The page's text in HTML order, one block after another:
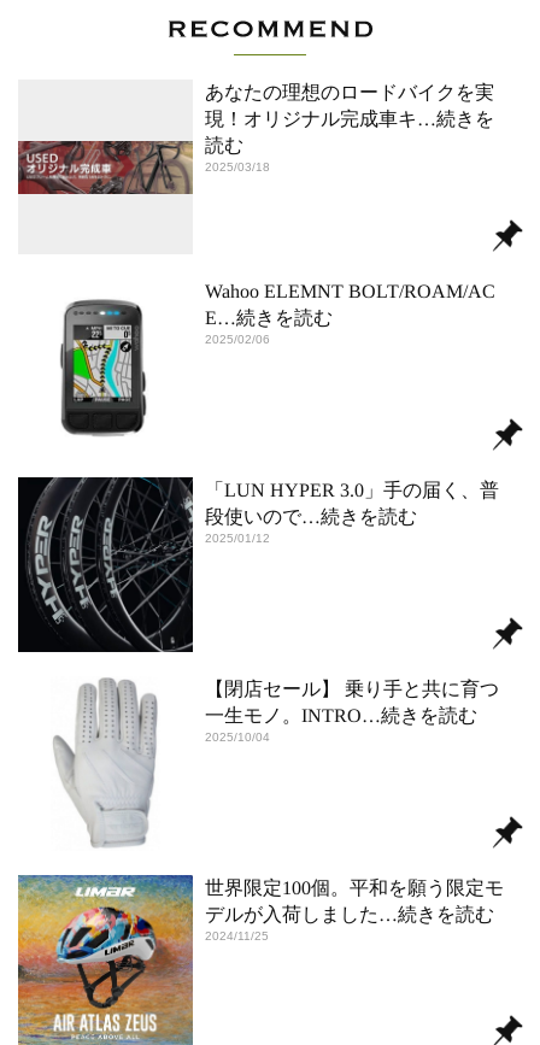
あなたの理想のロードバイクを実
現！オリジナル完成車キ …続きを
読む
2025/03/18
Wahoo ELEMNT BOLT/ROAM/AC
E…続きを読む
2025/02/06
「LUN HYPER 3.0」手の届く、普
段使いので…続きを読む
2025/01/12
【閉店セール】 乗り手と共に育つ
一生モノ。INTRO…続きを読む
2025/10/04
世界限定100個。平和を願う限定モ
デルが入荷しました …続きを読む
2024/11/25